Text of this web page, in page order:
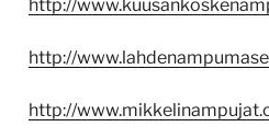
http://
http://
http://